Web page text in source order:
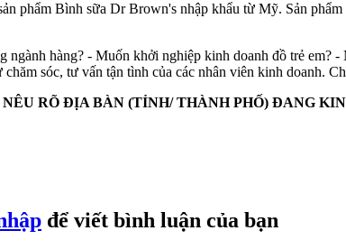
phẩm Bình sữa Dr Brown's nhập khẩu từ Mỹ. Sản
ngành hàng? - Muốn khởi nghiệp kinh doanh đồ trẻ em?
chăm sóc, tư vấn tận tình của các nhân viên kinh doanh.
RÕ ĐỊA BÀN (TỈNH/ THÀNH PHỐ) ĐANG
để viết bình luận của bạn